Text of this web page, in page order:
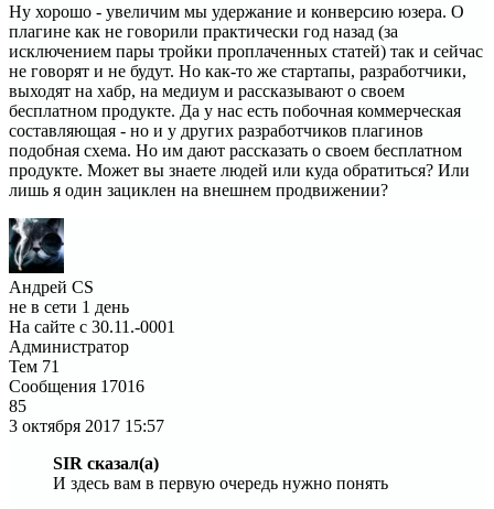
Ну хорошо - увеличим мы удержание и конверсию юзера. О
плагине как не говорили практически год назад (за
исключением пары тройки проплаченных статей) так и сейчас
не говорят и не будут. Но как-то же стартапы, разработчики,
выходят на хабр, на медиум и рассказывают о своем
бесплатном продукте. Да у нас есть побочная коммерческая
составляющая - но и у других разработчиков плагинов
подобная схема. Но им дают рассказать о своем бесплатном
продукте. Может вы знаете людей или куда обратиться? Или
лишь я один зациклен на внешнем продвижении?
Андрей CS
не в сети 1 день
На сайте с 30.11.-0001
Администратор
Тем 71
Сообщения 17016
85
3 октября 2017 15:57
SIR сказал(а)
И здесь вам в первую очередь нужно понять